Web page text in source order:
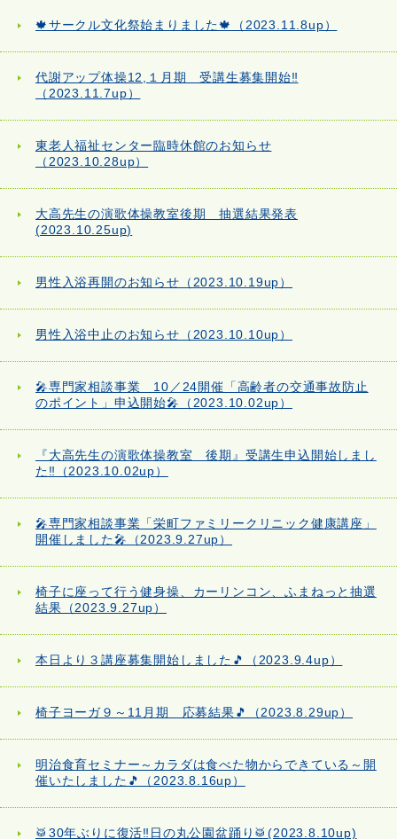
🍁サークル文化祭始まりました🍁（2023.11.8up）
代謝アップ体操12,１月期 受講生募集開始‼
（2023.11.7up）
東老人福祉センター臨時休館のお知らせ
（2023.10.28up）
大高先生の演歌体操教室後期 抽選結果発表
(2023.10.25up)
男性入浴再開のお知らせ（2023.10.19up）
男性入浴中止のお知らせ（2023.10.10up）
🎤専門家相談事業 10／24開催「高齢者の交通事故防止
のポイント」申込開始🎤（2023.10.02up）
『大高先生の演歌体操教室 後期』受講生申込開始しまし
た‼（2023.10.02up）
🎤専門家相談事業「栄町ファミリークリニック健康講座」
開催しました🎤（2023.9.27up）
椅子に座って行う健身操、カーリンコン、ふまねっと抽選
結果（2023.9.27up）
本日より３講座募集開始しました🎵（2023.9.4up）
椅子ヨーガ９～11月期 応募結果🎵（2023.8.29up）
明治食育セミナー～カラダは食べた物からできている～開
催いたしました🎵（2023.8.16up）
🥁30年ぶりに復活‼日の丸公園盆踊り🥁(2023.8.10up)